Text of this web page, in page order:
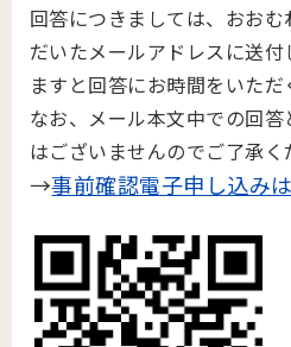
回答につきましては、おお
だいたメールアドレスに送
ますと回答にお時間をいた
なお、メール本文中での回
はございませんのでご了承く
→事前確認電子申し込み